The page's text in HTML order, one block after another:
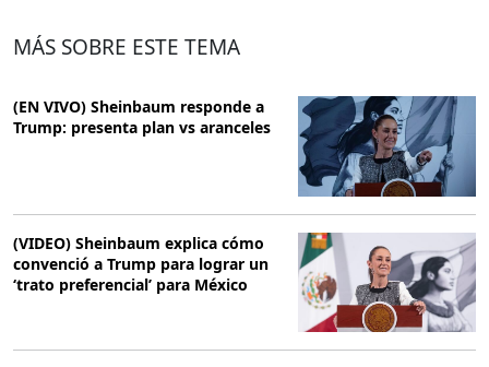
MÁS SOBRE ESTE TEMA
(EN VIVO) Sheinbaum responde a
Trump: presenta plan vs aranceles
(VIDEO) Sheinbaum explica cómo
convenció a Trump para lograr un
‘trato preferencial’ para México